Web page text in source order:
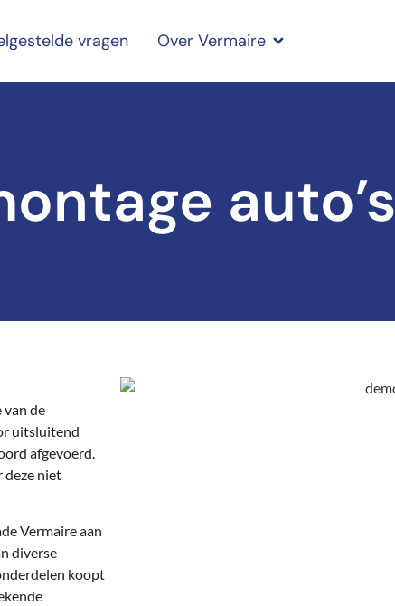
vragen Over Vermaire
auto’s
van de
uitsluitend
afgevoerd.
deze niet
Vermaire aan
diverse
koopt